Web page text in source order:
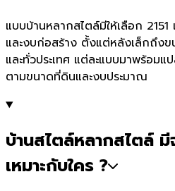
แบบบ้านหลากสไตล์มีให้เลือก
และงบก่อสร้าง ตั้งแต่หลังเล็กถึง
และทั่วประเทศ แต่ละแบบมาพร้อม
ตามขนาดที่ดินและงบประมาณ
บ้านสไตล์หลากสไตล์
เหมาะกับใคร ?